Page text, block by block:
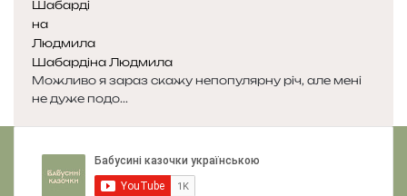
к
а
к
а
Шабардіна Людмила
Можливо я зараз скажу непопулярну річ, але мені
не дуже подо...